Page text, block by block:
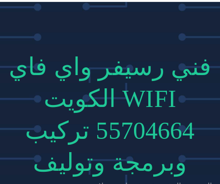
انواع دش الستلايت و الرسيفر بارخص
فني رسيفر واي فاي
WIFI الكويت
55704664 تركيب
وبرمجة وتوليف